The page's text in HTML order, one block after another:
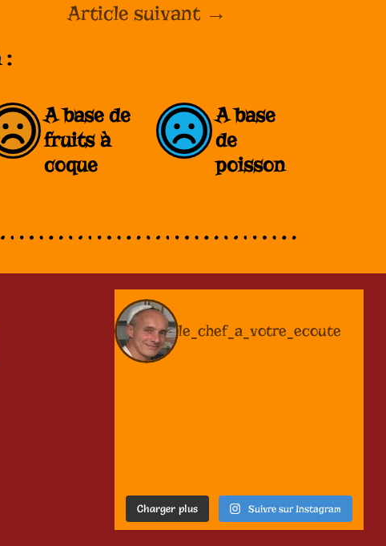
Article suivant →
:
A base de
fruits à
coque
A base
de
poisson
le_chef_a_votre_ecoute
Charger plus Suivre sur Instagram